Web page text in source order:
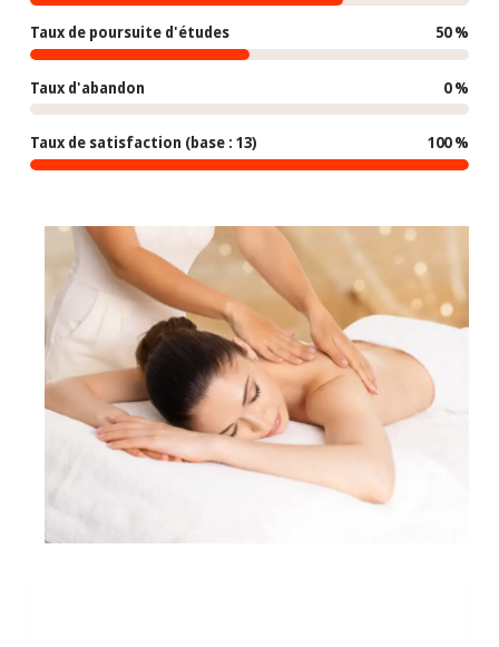
Taux de poursuite d'études 50 %
Taux d'abandon 0 %
Taux de satisfaction (base : 13) 100 %